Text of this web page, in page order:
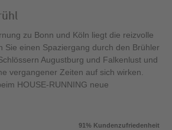
zu Bonn und Köln liegt die reizvolle
Sie einen Spaziergang durch den Brühler
Augustburg und Falkenlust und
vergangener Zeiten auf sich wirken.
HOUSE-RUNNING neue
91% Kundenzufriedenheit